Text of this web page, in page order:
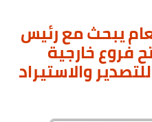
يبحث مع رئيس
فروع خارجية
والاستيراد